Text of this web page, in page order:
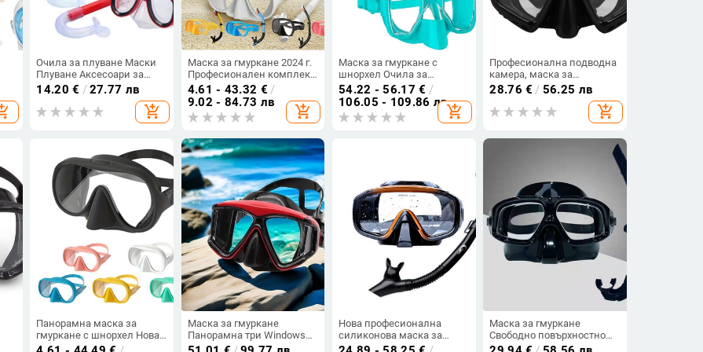
Очила за плуване Маски
Плуване Аксесоари за
деца PVC Плуване
Гмуркане Детски очила
Маска и шнорхел
Аксесоари за подводно
14.20 € /27.77 лв
add_shopping_cart
Маска за гмуркане 2024 г.
Професионален комплект
за гмуркане с шнорхел
Erbao Diving Scope
Комплект за шнорхел,
Маска за всичко
пълен сух шнорхел
4.61 - 43.32 € /
9.02 - 84.73 лв
add_shopping_cart
Маска за гмуркане с
шнорхел Очила за
гмуркане с шнорхел Очила
за гмуркане Очила за
гмуркане Комплект тръби
за плуване Маска за
54.22 - 56.17 € /
106.05 - 109.86 лв
add_shopping_cart
Професионална подводна
камера, маска за
гмуркане, шнорхел,
плувни очила, висока
производителност,
подходяща за повечето
28.76 € / 56.25 лв
add_shopping_cart
Панорамна маска за
гмуркане с шнорхел Нова
професионална маска за
Маска за гмуркане
Панорамна три Windows
PC лещи Маска за
Нова професионална
силиконова маска за
гмуркане и шнорхели,
Маска за гмуркане
Свободно повърхностно
огледало за гмуркане